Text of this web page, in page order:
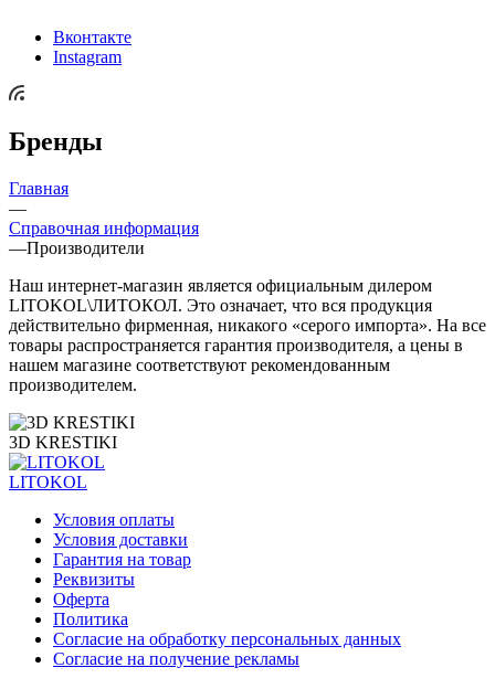
Вконтакте
Instagram
Бренды
Главная
—
Справочная информация
—Производители
Наш интернет-магазин является официальным дилером
LITOKOL\ЛИТОКОЛ. Это означает, что вся продукция
действительно фирменная, никакого «серого импорта». На все
товары распространяется гарантия производителя, а цены в
нашем магазине соответствуют рекомендованным
производителем.
3D KRESTIKI
LITOKOL
Условия оплаты
Условия доставки
Гарантия на товар
Реквизиты
Оферта
Политика
Согласие на обработку персональных данных
Согласие на получение рекламы